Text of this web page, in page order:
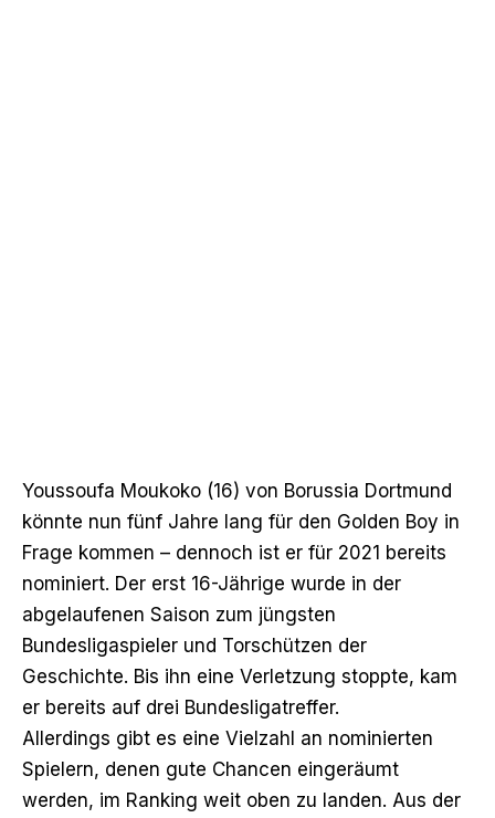
Youssoufa Moukoko (16) von Borussia Dortmund
könnte nun fünf Jahre lang für den Golden Boy in
Frage kommen – dennoch ist er für 2021 bereits
nominiert. Der erst 16-Jährige wurde in der
abgelaufenen Saison zum jüngsten
Bundesligaspieler und Torschützen der
Geschichte. Bis ihn eine Verletzung stoppte, kam
er bereits auf drei Bundesligatreffer.
Allerdings gibt es eine Vielzahl an nominierten
Spielern, denen gute Chancen eingeräumt
werden, im Ranking weit oben zu landen. Aus der